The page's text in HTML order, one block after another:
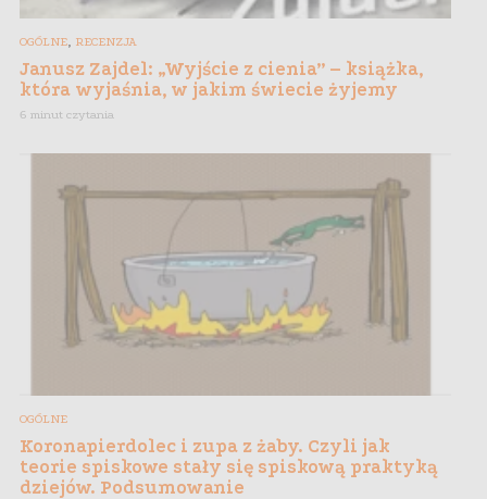
OGÓLNE, RECENZJA
Janusz Zajdel: „Wyjście z cienia” – książka,
która wyjaśnia, w jakim świecie żyjemy
6 minut czytania
OGÓLNE
Koronapierdolec i zupa z żaby. Czyli jak
teorie spiskowe stały się spiskową praktyką
dziejów. Podsumowanie